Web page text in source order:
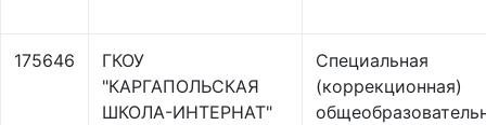
175646
ГКОУ
"КАРГАПОЛЬСКАЯ
ШКОЛА-ИНТЕРНАТ"
Специальная
(коррекционная)